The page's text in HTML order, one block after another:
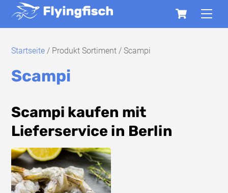
Cart
Startseite / Produkt Sortiment / Scampi
Scampi
Scampi kaufen mit
Lieferservice in Berlin